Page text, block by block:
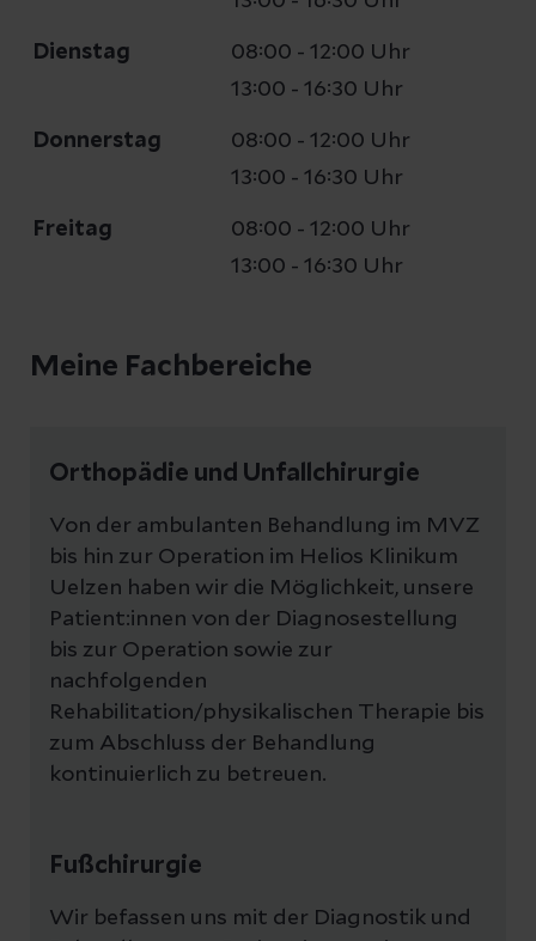
Dienstag
08:00 - 12:00 Uhr
13:00 - 16:30 Uhr
Donnerstag
08:00 - 12:00 Uhr
13:00 - 16:30 Uhr
Freitag
08:00 - 12:00 Uhr
13:00 - 16:30 Uhr
Meine Fachbereiche
Orthopädie und Unfallchirurgie
Von der ambulanten Behandlung im MVZ
bis hin zur Operation im Helios Klinikum
Uelzen haben wir die Möglichkeit, unsere
Patient:innen von der Diagnosestellung
bis zur Operation sowie zur
nachfolgenden
Rehabilitation/physikalischen Therapie bis
zum Abschluss der Behandlung
kontinuierlich zu betreuen.
Fußchirurgie
Wir befassen uns mit der Diagnostik und